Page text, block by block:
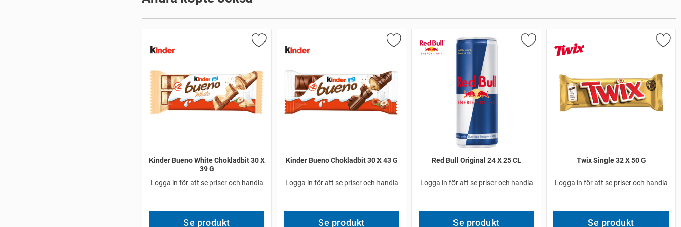
Kinder Bueno White Chokladbit 30 X
39 G
Logga in för att se priser och handla
Se produkt
Kinder Bueno Chokladbit 30 X 43 G
Logga in för att se priser och handla
Se produkt
Red Bull Original 24 X 25 CL
Logga in för att se priser och handla
Se produkt
Twix Single 32 X 50 G
Logga in för att se priser och handla
Se produkt